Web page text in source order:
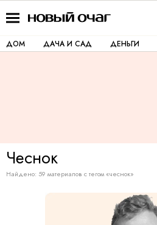
ДОМ ДАЧА И САД ДЕНЬГИ
Чеснок
Найдено: 59 материалов с тегом «чеснок»